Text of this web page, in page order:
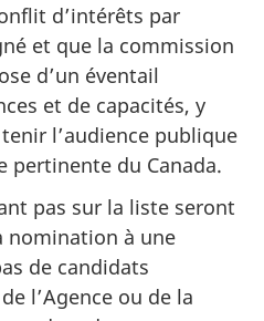
d’intérêts par
et que la commission
d’un éventail
et de capacités, y
l’audience publique
pertinente du Canada.
pas sur la liste seront
nomination à une
de candidats
l’Agence ou de la